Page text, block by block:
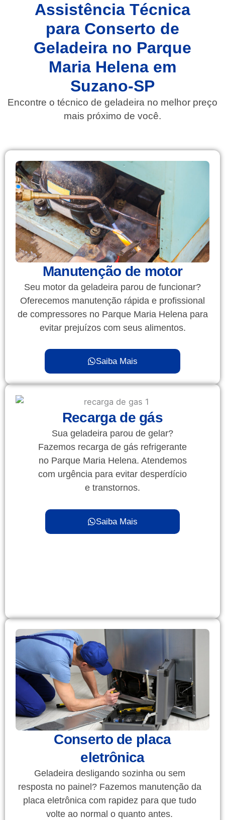
Assistência Técnica
para Conserto de
Geladeira no Parque
Maria Helena em
Suzano-SP
Encontre o técnico de geladeira no melhor preço
mais próximo de você.
Manutenção de motor
Seu motor da geladeira parou de funcionar?
Oferecemos manutenção rápida e profissional
de compressores no Parque Maria Helena para
evitar prejuízos com seus alimentos.
Saiba Mais
Recarga de gás
Sua geladeira parou de gelar?
Fazemos recarga de gás refrigerante
no Parque Maria Helena. Atendemos
com urgência para evitar desperdício
e transtornos.
Saiba Mais
Conserto de placa
eletrônica
Geladeira desligando sozinha ou sem
resposta no painel? Fazemos manutenção da
placa eletrônica com rapidez para que tudo
volte ao normal o quanto antes.